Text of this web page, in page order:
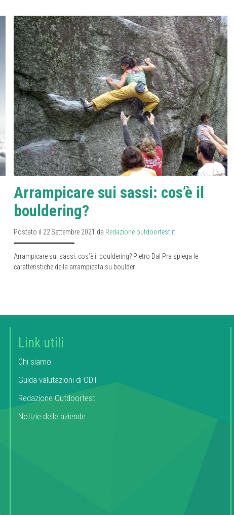
Arrampicare sui sassi: cos’è il
bouldering?
Postato il 22 Settembre 2021 da Redazione outdoortest.it
Arrampicare sui sassi: cos’è il bouldering? Pietro Dal Pra spiega le
caratteristiche della arrampicata su boulder
Link utili
Chi siamo
Guida valutazioni di ODT
Redazione Outdoortest
Notizie delle aziende